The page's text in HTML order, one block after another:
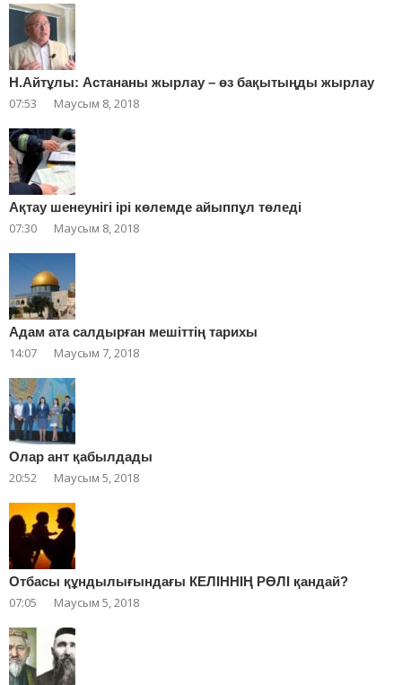
Н.Айтұлы: Астананы жырлау – өз бақытыңды жырлау
07:53 Маусым 8, 2018
Ақтау шенеунігі ірі көлемде айыппұл төледі
07:30 Маусым 8, 2018
Адам ата салдырған мешіттің тарихы
14:07 Маусым 7, 2018
Олар ант қабылдады
20:52 Маусым 5, 2018
Отбасы құндылығындағы КЕЛІННІҢ РӨЛІ қандай?
07:05 Маусым 5, 2018